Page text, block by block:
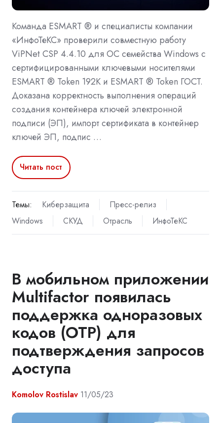
Команда ESMART ® и специалисты компании
«ИнфоТеКС» проверили совместную работу
ViPNet CSP 4.4.10 для ОС семейства Windows с
сертифицированными ключевыми носителями
ESMART ® Token 192К и ESMART ® Token ГОСТ.
Доказана корректность выполнения операций
создания контейнера ключей электронной
подписи (ЭП), импорт сертификата в контейнер
ключей ЭП, подпис …
Читать пост
Темы: Киберзащита
Пресс-релиз
Windows
СКУД Отрасль ИнфоТеКС
В мобильном приложении
Multifactor появилась
поддержка одноразовых
кодов (OTP) для
подтверждения запросов
доступа
Komolov Rostislav 11/05/23